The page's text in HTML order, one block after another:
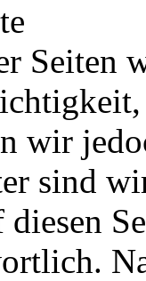
Seiten
wir
sind